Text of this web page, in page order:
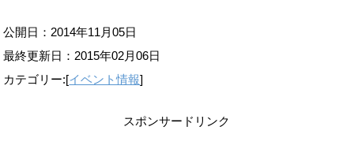
公開日：2014年11月05日
最終更新日： 2015年02月06日
カテゴリー:[イベント情報]
スポンサードリンク